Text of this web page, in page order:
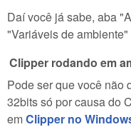
Daí você já sabe, aba
"Variáveis de
Clipper rodando em
Pode ser que você não
32bits só por causa do
emClipper no